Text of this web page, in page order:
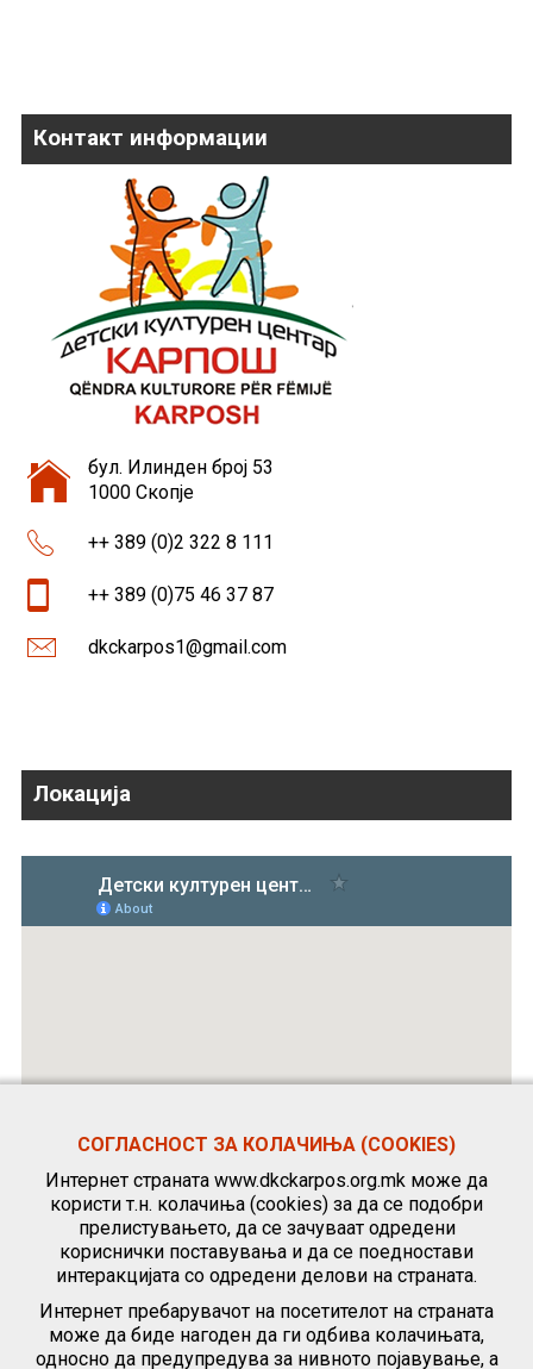
Контакт информации
бул. Илинден број 53
1000 Скопје
++ 389 (0)2 322 8 111
++ 389 (0)75 46 37 87
dkckarpos1@gmail.com
Локација
СОГЛАСНОСТ ЗА КОЛАЧИЊА (COOKIES)
Интернет страната www.dkckarpos.org.mk може да
користи т.н. колачиња (cookies) за да се подобри
прелистувањето, да се зачуваат одредени
кориснички поставувања и да се поедностави
интеракцијата со одредени делови на страната.
Интернет пребарувачот на посетителот на страната
може да биде нагоден да ги одбива колачињата,
односно да предупредува за нивното појавување, а